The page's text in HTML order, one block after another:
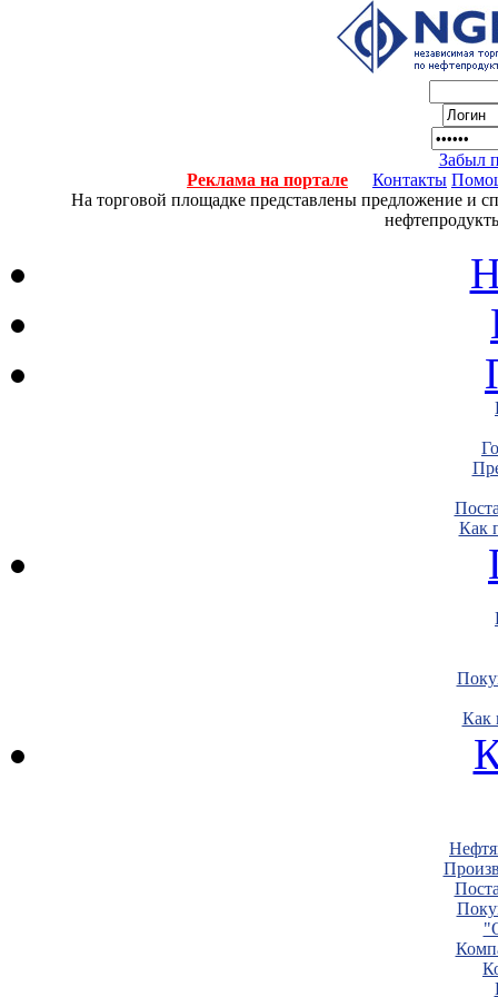
Забыл
Реклама на портале
Контакты
На торговой площадке представлены предложение и
Как
Как